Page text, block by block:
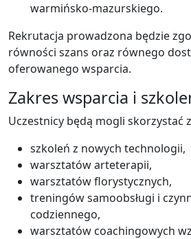
warmińsko-mazurskiego.
Rekrutacja prowadzona będzie
równości szans oraz równego
oferowanego wsparcia.
Zakres wsparcia i
Uczestnicy będą mogli skorzystać
szkoleń z nowych technologii,
warsztatów arteterapii,
warsztatów florystycznych,
treningów samoobsługi i
codziennego,
warsztatów coachingowych